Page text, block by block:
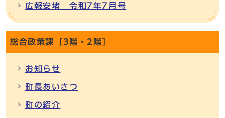
広報安堵 令和7年7月号
総合政策課［3階・2階］
お知らせ
町長あいさつ
町の紹介